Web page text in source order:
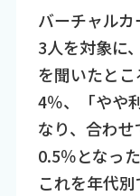
バーチャル
3人を対象に
を聞いたと
4％、「やや
なり、合わ
0.5％となった
これを年代